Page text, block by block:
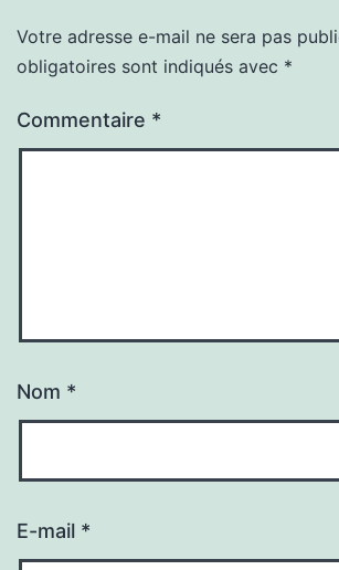
Votre adresse e-mail ne sera pas
obligatoires sont indiqués avec *
Commentaire *
Nom *
E-mail *